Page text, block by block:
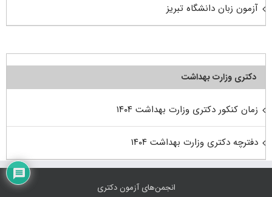
آزمون زبان دانشگاه تبریز
دکتری وزارت بهداشت
زمان کنکور دکتری وزارت بهداشت ۱۴۰۴
دفترچه دکتری وزارت بهداشت ۱۴۰۴
انجمن‌های آزمون دکتری